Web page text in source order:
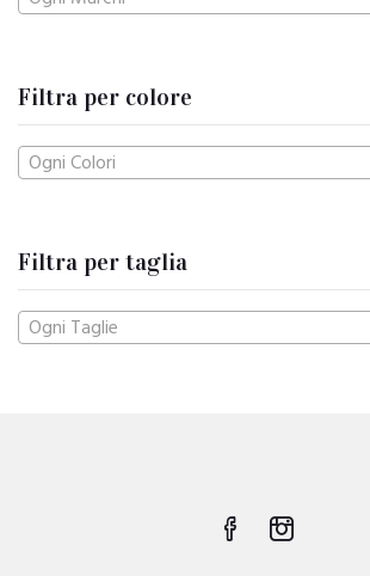
Filtra per colore
Ogni Colori
Filtra per taglia
Ogni Taglie